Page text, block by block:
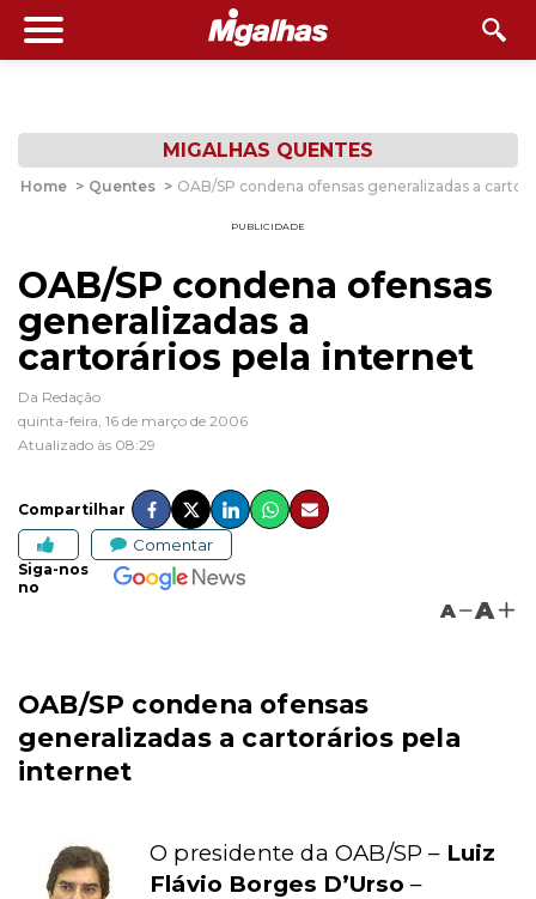
MIGALHAS QUENTES
Home > Quentes > OAB/SP condena ofensas generalizadas a
PUBLICIDADE
OAB/SP condena ofensas
generalizadas a
cartorários pela internet
Da Redação
quinta-feira, 16 de março de 2006
Atualizado às 08:29
Compartilhar
Comentar
Siga-nos
no
A A
OAB/SP condena ofensas
generalizadas a cartorários pela
internet
O presidente da OAB/SP – Luiz
Flávio Borges D’Urso –